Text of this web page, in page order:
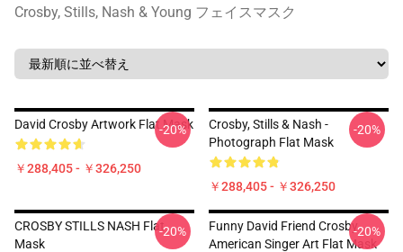
Crosby, Stills, Nash & Young フェイスマスク
David Crosby Artwork Flat Mask
￥288,405 - ￥326,250
-20%
Crosby, Stills & Nash -
Photograph Flat Mask
￥288,405 - ￥326,250
-20%
CROSBY STILLS NASH Flat
Mask
-20%
Funny David Friend Crosby
American Singer Art Flat Mask
-20%